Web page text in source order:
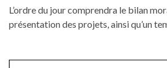
L’ordre du jour comprendra le bilan
présentation des projets, ainsi qu’un